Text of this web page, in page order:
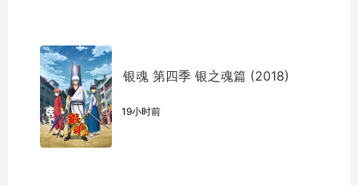
银魂 第四季 银之魂篇 (2018)
19小时前